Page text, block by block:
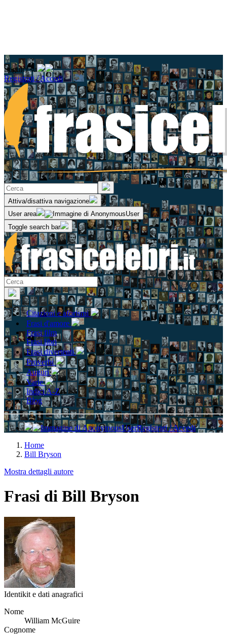
Seguici su
Registrati / Accedi
Attiva/disattiva navigazione
User area
Toggle search bar
Citazioni e aforismi
Frasi d'amore
Frasi film
Frasi libri
Frasi divertenti
Proverbi
Auguri
Varie
Indici A-Z
Blog
Registrati / Accedi
Home
Bill Bryson
Mostra dettagli autore
Frasi di Bill Bryson
Identikit e dati anagrafici
Nome
William McGuire
Cognome